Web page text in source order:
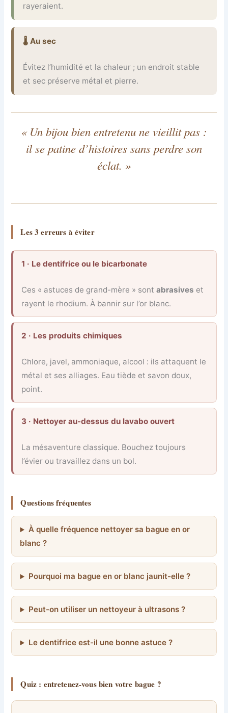
rayeraient.
🌡 Au sec
Évitez l’humidité et la chaleur ; un endroit stable
et sec préserve métal et pierre.
« Un bijou bien entretenu ne vieillit pas :
il se patine d’histoires sans perdre son
éclat. »
Les 3 erreurs à éviter
1 · Le dentifrice ou le bicarbonate
Ces « astuces de grand-mère » sontabrasives et
rayent le rhodium. À bannir sur l’or blanc.
2 · Les produits chimiques
Chlore, javel, ammoniaque, alcool : ils attaquent le
métal et ses alliages. Eau tiède et savon doux,
point.
3 · Nettoyer au-dessus du lavabo ouvert
La mésaventure classique. Bouchez toujours
l’évier ou travaillez dans un bol.
Questions fréquentes
À quelle fréquence nettoyer sa bague en or
blanc ?
Pourquoi ma bague en or blanc jaunit-elle ?
Peut-on utiliser un nettoyeur à ultrasons ?
Le dentifrice est-il une bonne astuce ?
Quiz : entretenez-vous bien votre bague ?